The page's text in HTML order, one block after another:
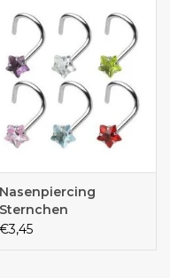
Nasenpiercing
Sternchen
€3,45